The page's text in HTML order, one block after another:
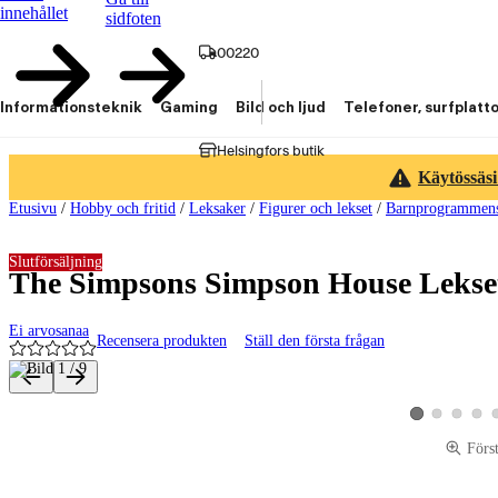
innehållet
sidfoten
00220
Helsingfors butik
Informationsteknik Gaming Bild och ljud Telefoner,
Etusivu / Hobby och fritid / Leksaker / Figurer och lekset /
The Simpsons Simpson House
Ei arvosanaa
Recensera produkten Ställ den första frågan
Slutförsäljning
Produktbilder och videor
Visa produktbild
Visa produktbild
Visa Visa